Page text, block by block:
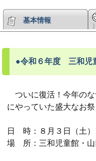
基本情報
）
●令和６年度 三和児
ついに復活！今年の
にやっていた盛大なお
日 時：８月３日（土）
場 所：三和児童館・山